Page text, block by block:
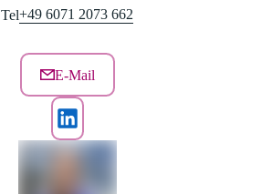
Tel+49 6071 2073 662
E-Mail